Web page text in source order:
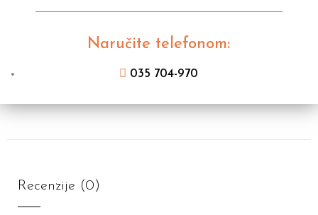
Naručite telefonom:
035 704-970
Recenzije (0)